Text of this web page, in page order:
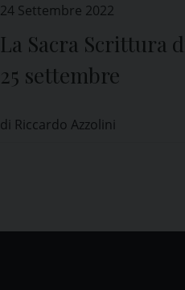
24 Settembre 2022
La Sacra Scrittura
25 settembre
di Riccardo Azzolini